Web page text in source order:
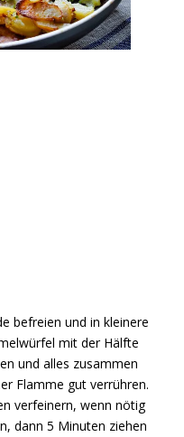
befreien und in kleinere
mit der Hälfte
und alles zusammen
Flamme gut verrühren.
verfeinern, wenn nötig
dann 5 Minuten ziehen